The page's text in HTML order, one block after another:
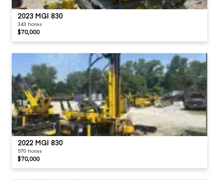
2023 MGI 830
343 horas
$70,000
2022 MGI 830
570 horas
$70,000